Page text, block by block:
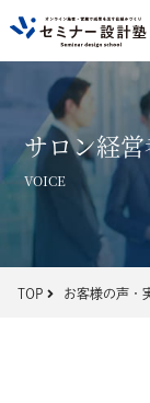
サロン経
VOICE
TOP お客様の声・